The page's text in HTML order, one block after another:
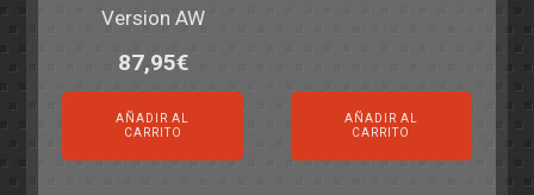
Version AW
87,95€
AÑADIR AL
CARRITO
AÑADIR AL
CARRITO